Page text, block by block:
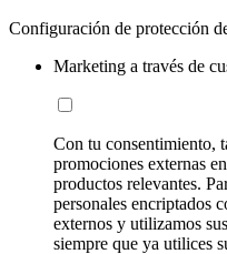
Configuración de protección
Marketing a través de
Con tu consentimiento,
promociones externas
productos relevantes.
personales encriptados
externos y utilizamos
siempre que ya utilices